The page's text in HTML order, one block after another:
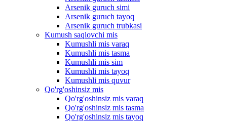
Arsenik guruch simi
Arsenik guruch tayoq
Arsenik guruch trubkasi
Kumush saqlovchi mis
Kumushli mis varaq
Kumushli mis tasma
Kumushli mis sim
Kumushli mis tayoq
Kumushli mis quvur
Qo'rg'oshinsiz mis
Qo'rg'oshinsiz mis varaq
Qo'rg'oshinsiz mis tasma
Qo'rg'oshinsiz mis tayoq